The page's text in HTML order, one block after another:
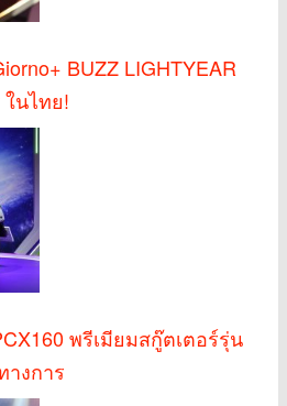
BUZZ LIGHTYEAR
ในไทย!
พรีเมียมสกู๊ตเตอร์รุ่น
างการ